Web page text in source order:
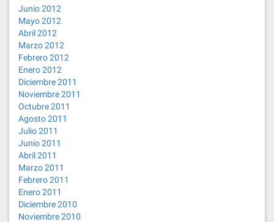
Junio 2012
Mayo 2012
Abril 2012
Marzo 2012
Febrero 2012
Enero 2012
Diciembre 2011
Noviembre 2011
Octubre 2011
Agosto 2011
Julio 2011
Junio 2011
Abril 2011
Marzo 2011
Febrero 2011
Enero 2011
Diciembre 2010
Noviembre 2010